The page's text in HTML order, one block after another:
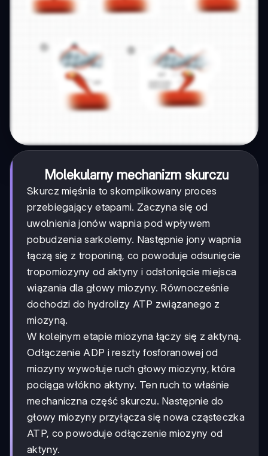
Molekularny mechanizm skurczu
Skurcz mięśnia to skomplikowany proces
przebiegający etapami. Zaczyna się od
uwolnienia jonów wapnia pod wpływem
pobudzenia sarkolemy. Następnie jony wapnia
łączą się z troponiną, co powoduje odsunięcie
tropomiozyny od aktyny i odsłonięcie miejsca
wiązania dla głowy miozyny. Równocześnie
dochodzi do hydrolizy ATP związanego z
miozyną.
W kolejnym etapie miozyna łączy się z aktyną.
Odłączenie ADP i reszty fosforanowej od
miozyny wywołuje ruch głowy miozyny, która
pociąga włókno aktyny. Ten ruch to właśnie
mechaniczna część skurczu. Następnie do
głowy miozyny przyłącza się nowa cząsteczka
ATP, co powoduje odłączenie miozyny od
aktyny.